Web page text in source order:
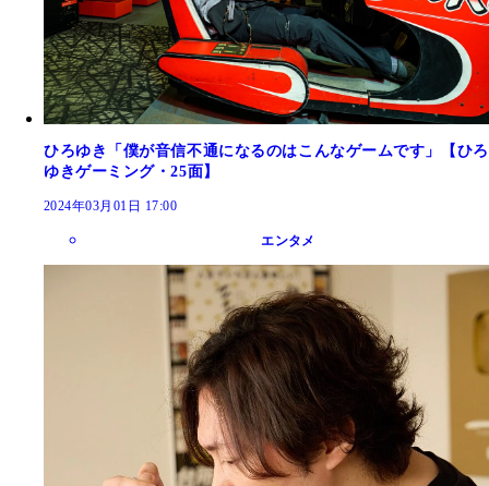
ひろゆき「僕が音信不通になるのはこんなゲームです」【ひろ
ゆきゲーミング・25面】
2024年03月01日 17:00
エンタメ